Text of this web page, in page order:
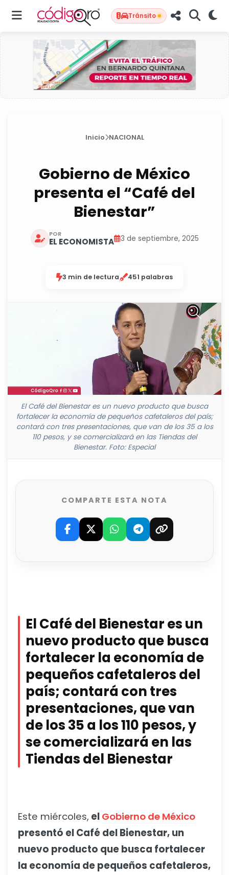
Tránsito
Inicio NACIONAL
Gobierno de México
presenta el “Café del
Bienestar”
POR
EL ECONOMISTA 3 de septiembre, 2025
3 min de lectura 451 palabras
El Café del Bienestar es un nuevo producto que busca
fortalecer la economía de pequeños cafetaleros del país;
contará con tres presentaciones, que van de los 35 a los
110 pesos, y se comercializará en las Tiendas del
Bienestar. Foto: Especial
COMPARTE ESTA NOTA
El Café del Bienestar es un
nuevo producto que busca
fortalecer la economía de
pequeños cafetaleros del
país; contará con tres
presentaciones, que van
de los 35 a los 110 pesos, y
se comercializará en las
Tiendas del Bienestar
Este miércoles, el Gobierno de México
presentó el Café del Bienestar, un
nuevo producto que busca fortalecer
la economía de pequeños cafetaleros,